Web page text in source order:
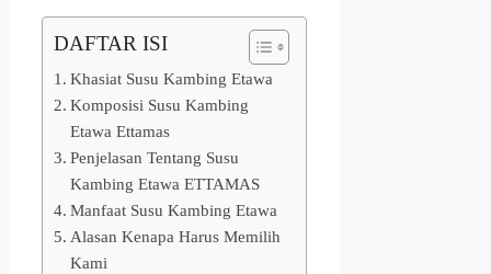
DAFTAR ISI
Khasiat Susu Kambing Etawa
Komposisi Susu Kambing
Etawa Ettamas
Penjelasan Tentang Susu
Kambing Etawa ETTAMAS
Manfaat Susu Kambing Etawa
Alasan Kenapa Harus Memilih
Kami